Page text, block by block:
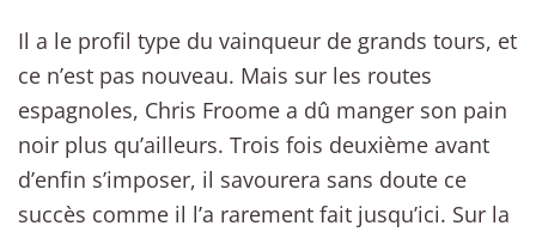
Il a le profil type du vainqueur de grands tours, et
ce n’est pas nouveau. Mais sur les routes
espagnoles, Chris Froome a dû manger son pain
noir plus qu’ailleurs. Trois fois deuxième avant
d’enfin s’imposer, il savourera sans doute ce
succès comme il l’a rarement fait jusqu’ici. Sur la